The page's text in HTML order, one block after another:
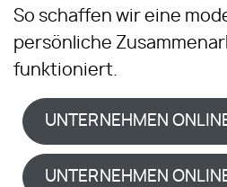
So schaffen wir eine
persönliche
funktioniert.
UNTERNEHMEN
UNTERNEHMEN